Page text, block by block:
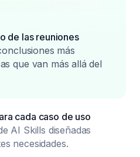
de las reuniones
más
que van más allá del
cada caso de uso
AI Skills diseñadas
necesidades.